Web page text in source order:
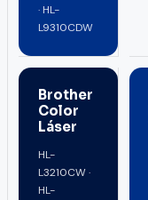
· HL-
L9310CDW
Brother
Color
Láser
HL-
L3210CW ·
HL-